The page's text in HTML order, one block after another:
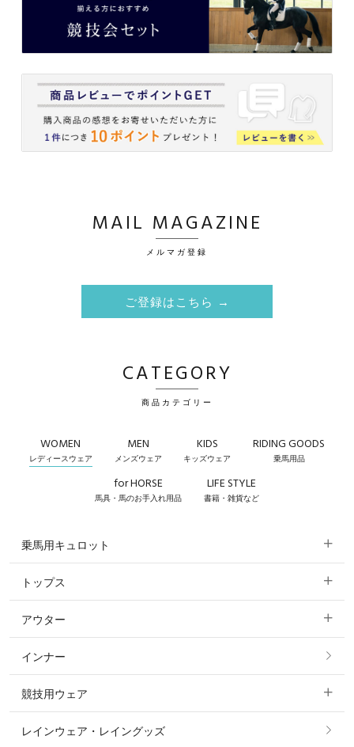
MAIL MAGAZINE
メルマガ登録
ご登録はこちら →
CATEGORY
商品カテゴリー
WOMEN
レディースウェア
MEN
メンズウェア
KIDS
キッズウェア
RIDING GOODS
乗馬用品
for HORSE
馬具・馬のお手入れ用品
LIFE STYLE
書籍・雑貨など
乗馬用キュロット
すべてのキュロット
フルグリップ・尻革 キュロット
ニーグリップ・膝革 キュロット
トップス
すべてのトップス
ポロシャツ
カットソー・Tシャツ・タンクトップ
アウター
すべてのアウター
コート
ジャケット・ブルゾン
インナー
競技用ウェア
すべての競技用ウェア
レインウェア・レイングッズ